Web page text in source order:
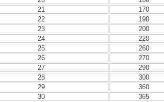
21
170
22
190
23
200
24
220
25
260
26
270
27
290
28
300
29
360
30
365